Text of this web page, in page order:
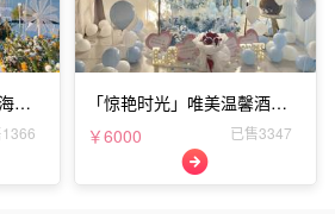
边
「惊艳时光」唯美温馨酒店
表白布置
￥6000 已售3347